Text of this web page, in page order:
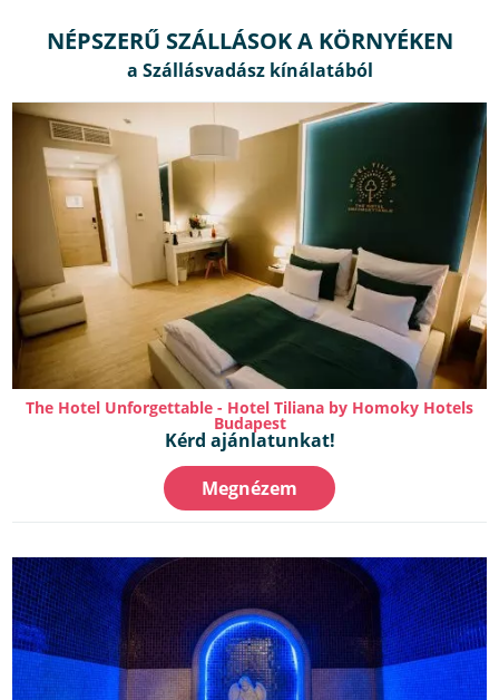
NÉPSZERŰ SZÁLLÁSOK A KÖRNYÉKEN
The Hotel Unforgettable - Hotel Tiliana by Homoky Hotels
Budapest
Kérd ajánlatunkat!
Megnézem